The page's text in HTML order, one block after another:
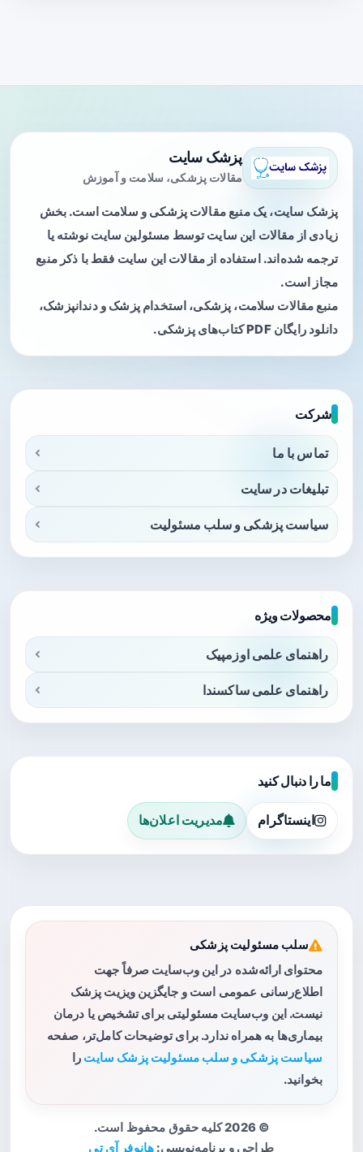
پزشک سایت
مقالات پزشکی، سلامت و آموزش
پزشک سایت، یک منبع مقالات پزشکی و سلامت است. بخش
زیادی از مقالات این سایت توسط مسئولین سایت نوشته یا
ترجمه شده‌اند. استفاده از مقالات این سایت فقط با ذکر منبع
مجاز است.
منبع مقالات سلامت، پزشکی، استخدام پزشک و دندانپزشک،
دانلود رایگان PDF کتاب‌های پزشکی.
شرکت
تماس با ما
تبلیغات در سایت
سیاست پزشکی و سلب مسئولیت
محصولات ویژه
راهنمای علمی اوزمپیک
راهنمای علمی ساکسندا
ما را دنبال کنید
اینستاگرام مدیریت اعلان‌ها
سلب مسئولیت پزشکی
محتوای ارائه‌شده در این وب‌سایت صرفاً جهت
اطلاع‌رسانی عمومی است و جایگزین ویزیت پزشک
نیست. این وب‌سایت مسئولیتی برای تشخیص یا درمان
بیماری‌ها به همراه ندارد. برای توضیحات کامل‌تر، صفحه
سیاست پزشکی و سلب مسئولیت پزشک سایت را
بخوانید.
© 2026 کلیه حقوق محفوظ است.
طراحی و برنامه‌نویسی: هانوفر آی تی